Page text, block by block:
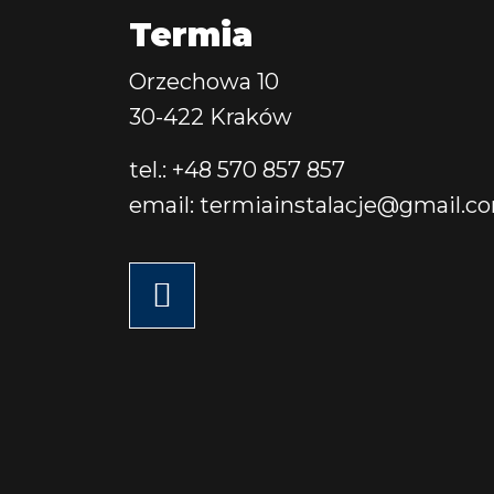
Termia
Orzechowa 10
30-422 Kraków
tel.: +48 570 857 857
email: